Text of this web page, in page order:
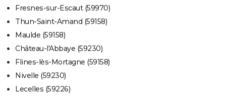
Fresnes-sur-Escaut (59970)
Thun-Saint-Amand (59158)
Maulde (59158)
Château-l'Abbaye (59230)
Flines-lès-Mortagne (59158)
Nivelle (59230)
Lecelles (59226)